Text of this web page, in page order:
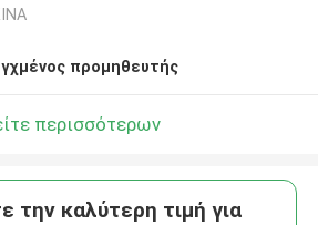
προμηθευτής
περισσότερων
την καλύτερη τιμή για